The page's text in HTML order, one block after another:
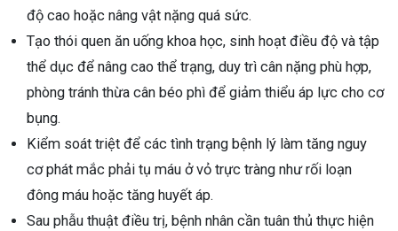
độ cao hoặc nâng vật nặng quá sức.
Tạo thói quen ăn uống khoa học, sinh hoạt điều độ và tập
thể dục để nâng cao thể trạng, duy trì cân nặng phù hợp,
phòng tránh thừa cân béo phì để giảm thiểu áp lực cho cơ
bụng.
Kiểm soát triệt để các tình trạng bệnh lý làm tăng nguy
cơ phát mắc phải tụ máu ở vỏ trực tràng như rối loạn
đông máu hoặc tăng huyết áp.
Sau phẫu thuật điều trị, bệnh nhân cần tuân thủ thực hiện